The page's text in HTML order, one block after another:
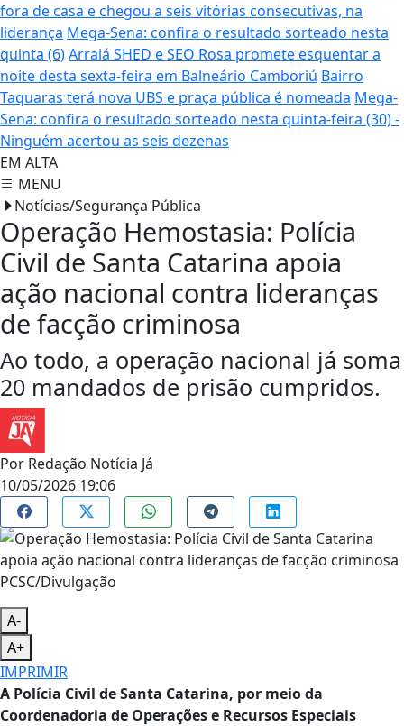
fora de casa e chegou a seis vitórias consecutivas, na
liderança Mega-Sena: confira o resultado sorteado nesta
quinta (6)Arraiá SHED e SEO Rosa promete esquentar a
noite desta sexta-feira em Balneário Camboriú Bairro
Taquaras terá nova UBS e praça pública é nomeada Mega-
Sena: confira o resultado sorteado nesta quinta-feira (30) -
Ninguém acertou as seis dezenas
EM ALTA
MENU
Notícias/Segurança Pública
Operação Hemostasia: Polícia
Civil de Santa Catarina apoia
ação nacional contra lideranças
de facção criminosa
Ao todo, a operação nacional já soma
20 mandados de prisão cumpridos.
Por Redação Notícia Já
10/05/2026 19:06
PCSC/Divulgação
A-
A+
IMPRIMIR
A Polícia Civil de Santa Catarina, por meio da
Coordenadoria de Operações e Recursos Especiais